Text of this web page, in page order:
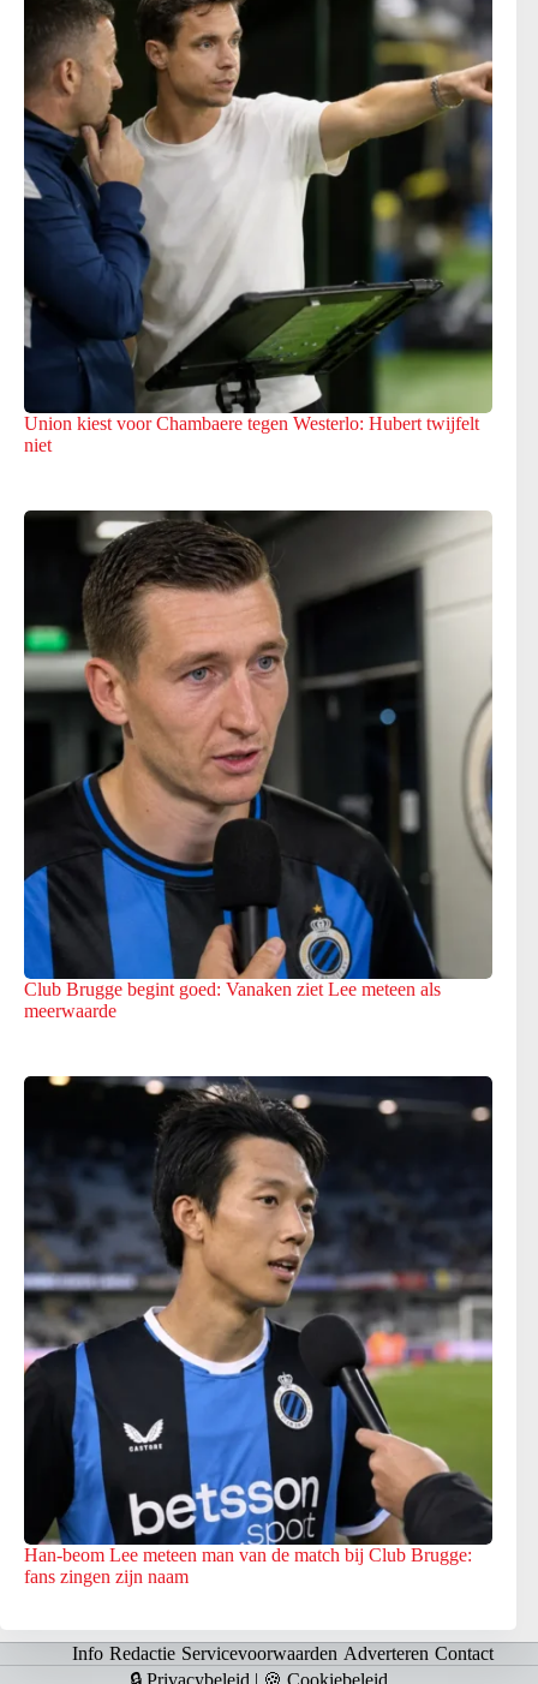
Union kiest voor Chambaere tegen Westerlo: Hubert twijfelt
niet
Club Brugge begint goed: Vanaken ziet Lee meteen als
meerwaarde
Han-beom Lee meteen man van de match bij Club Brugge:
fans zingen zijn naam
Info Redactie Servicevoorwaarden Adverteren Contact
🔒 Privacybeleid | 🍪 Cookiebeleid